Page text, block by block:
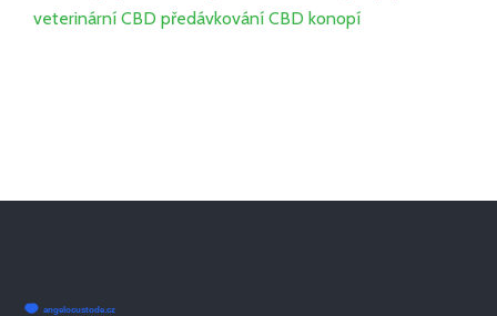
veterinární CBD předávkování CBD konopí